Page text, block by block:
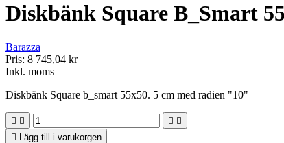
Diskbänk Square B_Smart
Barazza
Pris: 8 745,04 kr
Inkl. moms
Diskbänk Square b_smart 55x50. 5 cm med radien "10"
   

Lägg till i varukorgen